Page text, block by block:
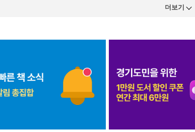
더보기